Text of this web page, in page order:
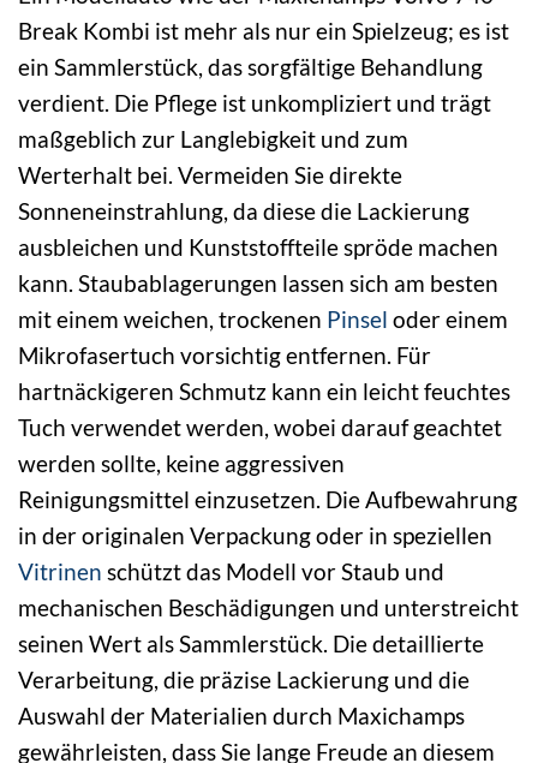
Break Kombi ist mehr als nur ein Spielzeug; es ist
ein Sammlerstück, das sorgfältige Behandlung
verdient. Die Pflege ist unkompliziert und trägt
maßgeblich zur Langlebigkeit und zum
Werterhalt bei. Vermeiden Sie direkte
Sonneneinstrahlung, da diese die Lackierung
ausbleichen und Kunststoffteile spröde machen
kann. Staubablagerungen lassen sich am besten
mit einem weichen, trockenen Pinsel oder einem
Mikrofasertuch vorsichtig entfernen. Für
hartnäckigeren Schmutz kann ein leicht feuchtes
Tuch verwendet werden, wobei darauf geachtet
werden sollte, keine aggressiven
Reinigungsmittel einzusetzen. Die Aufbewahrung
in der originalen Verpackung oder in speziellen
Vitrinen schützt das Modell vor Staub und
mechanischen Beschädigungen und unterstreicht
seinen Wert als Sammlerstück. Die detaillierte
Verarbeitung, die präzise Lackierung und die
Auswahl der Materialien durch Maxichamps
gewährleisten, dass Sie lange Freude an diesem